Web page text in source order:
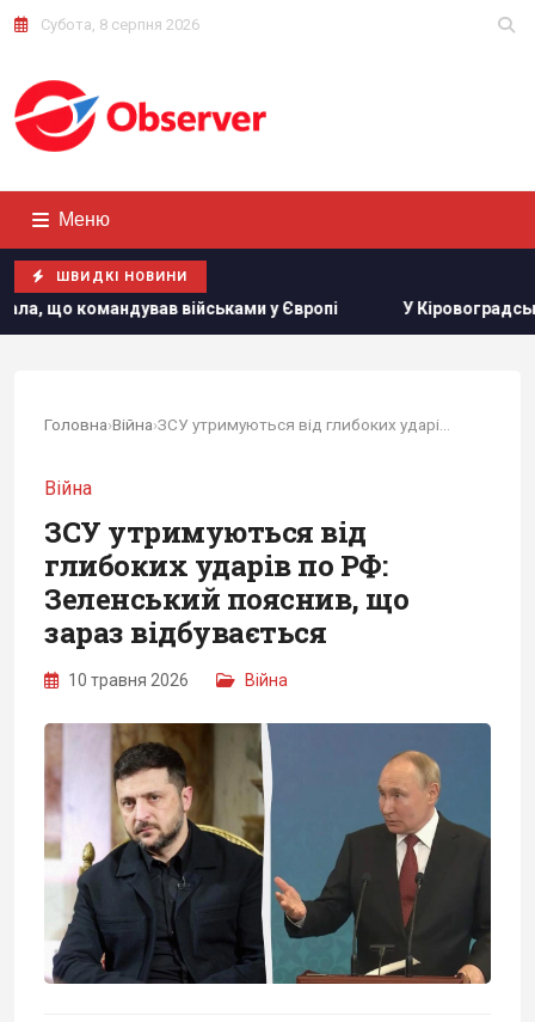
Субота, 8 серпня 2026
Меню
ШВИДКІ НОВИНИ
військами у Європі У Кіровоградській області
Головна›Війна›
Війна
ЗСУ утримуються від
глибоких ударів по РФ:
Зеленський пояснив, що
зараз відбувається
10 травня 2026 Війна